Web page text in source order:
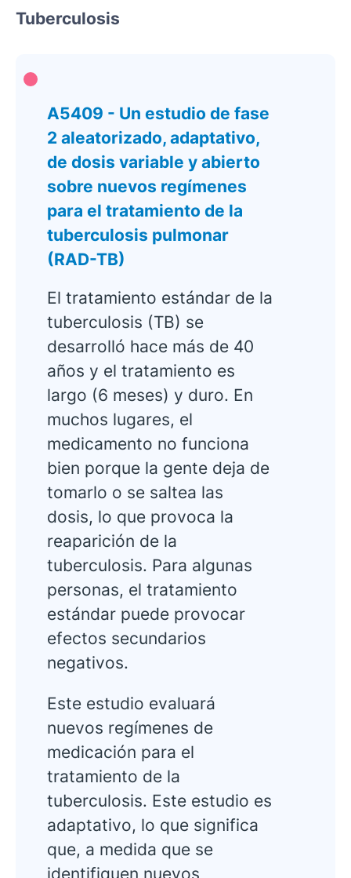
Tuberculosis
A5409 - Un estudio de fase
2 aleatorizado, adaptativo,
de dosis variable y abierto
sobre nuevos regímenes
para el tratamiento de la
tuberculosis pulmonar
(RAD-TB)
El tratamiento estándar de la
tuberculosis (TB) se
desarrolló hace más de 40
años y el tratamiento es
largo (6 meses) y duro. En
muchos lugares, el
medicamento no funciona
bien porque la gente deja de
tomarlo o se saltea las
dosis, lo que provoca la
reaparición de la
tuberculosis. Para algunas
personas, el tratamiento
estándar puede provocar
efectos secundarios
negativos.
Este estudio evaluará
nuevos regímenes de
medicación para el
tratamiento de la
tuberculosis. Este estudio es
adaptativo, lo que significa
que, a medida que se
identifiquen nuevos